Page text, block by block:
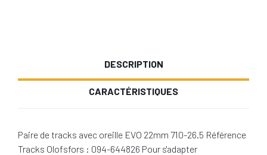
DESCRIPTION
CARACTÉRISTIQUES
Paire de tracks avec oreille EVO 22mm 710-26.5 Référence
Tracks Olofsfors : 094-644826 Pour s'adapter